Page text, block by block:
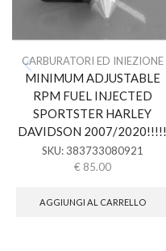
CARBURATORI ED INIEZIONE
MINIMUM ADJUSTABLE
RPM FUEL INJECTED
SPORTSTER HARLEY
DAVIDSON 2007/2020!!!!!
SKU: 383733080921
€ 85.00
AGGIUNGI AL CARRELLO